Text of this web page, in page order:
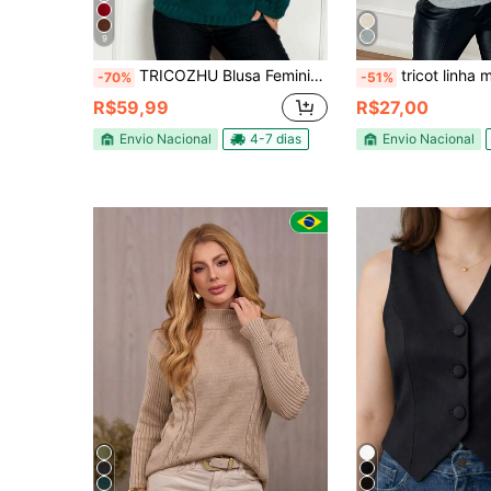
9
-70% TRICOZHU Blusa Feminina TRANCADA GROSSO COLA ALTO INVERNO TRICO Blusinha Manga longo MODA 2025
R$59,99
Envio Nacional 4-7 dias
-51% tricot linha manga
R$27,00
Envio Nacional